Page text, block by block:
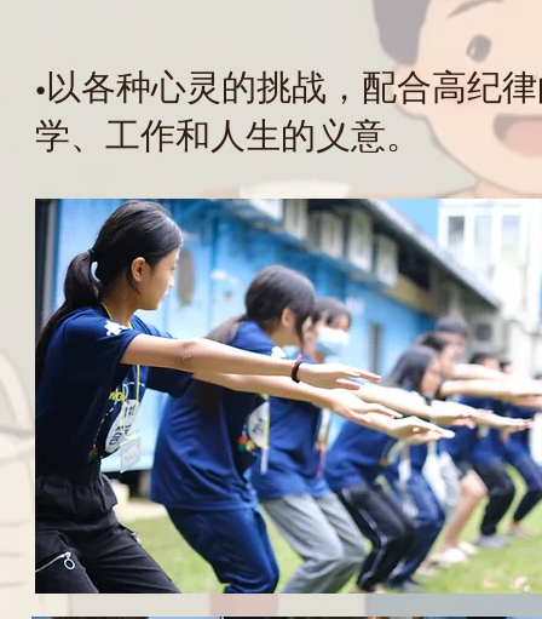
•以各种心灵的挑战，配合高纪
学、工作和人生的义意。